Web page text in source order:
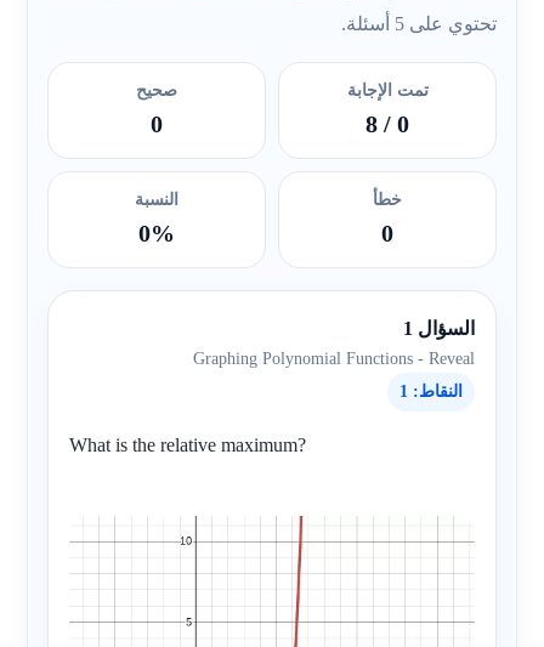
تحتوي على 5 أسئلة.
تمت الإجابة
0
/ 8
صحيح
0
خطأ
0
النسبة
0%
السؤال 1
Graphing Polynomial Functions - Reveal
النقاط: 1
What is the relative maximum?